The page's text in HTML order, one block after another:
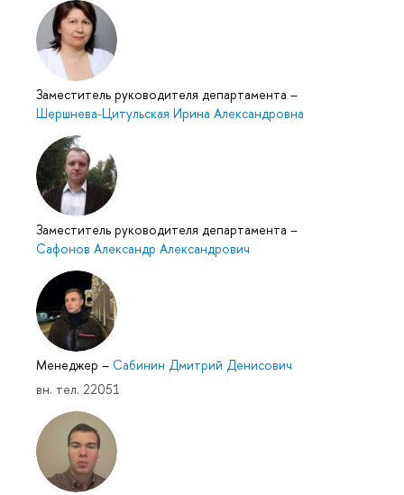
Заместитель руководителя департамента –
Шершнева-Цитульская Ирина Александровна
Заместитель руководителя департамента –
Сафонов Александр Александрович
Менеджер – Сабинин Дмитрий Денисович
вн. тел. 22051